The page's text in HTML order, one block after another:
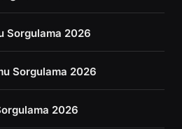
Sorgulama 2026
Sorgulama 2026
2026